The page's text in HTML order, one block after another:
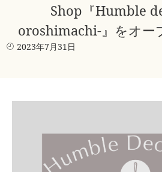
Shop『Humble
oroshimachi-』をオー
2023年7月31日